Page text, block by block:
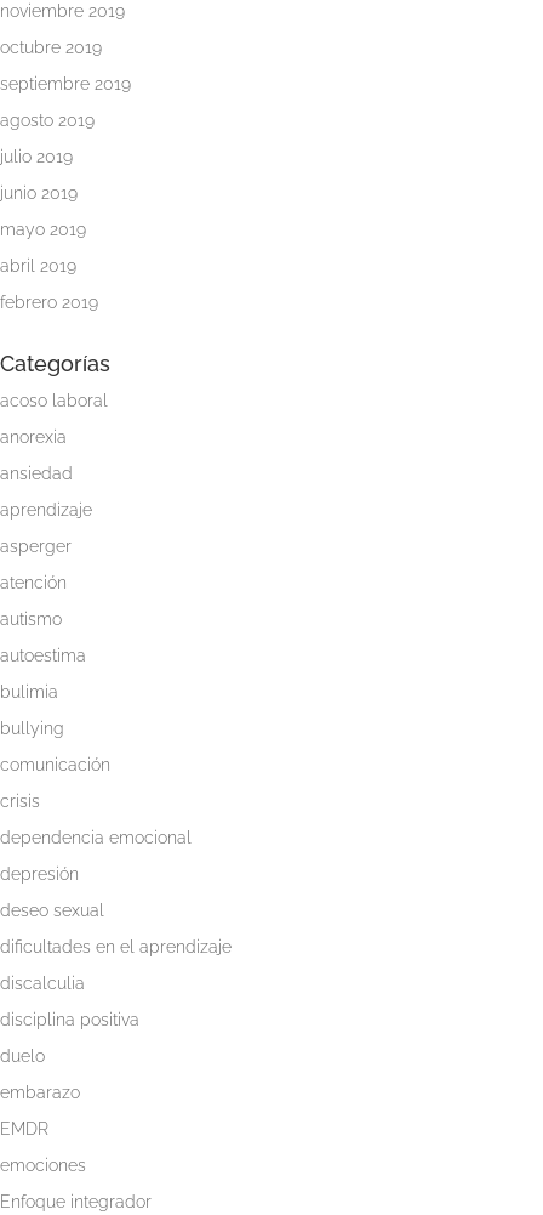
noviembre 2019
octubre 2019
septiembre 2019
agosto 2019
julio 2019
junio 2019
mayo 2019
abril 2019
febrero 2019
Categorías
acoso laboral
anorexia
ansiedad
aprendizaje
asperger
atención
autismo
autoestima
bulimia
bullying
comunicación
crisis
dependencia emocional
depresión
deseo sexual
dificultades en el aprendizaje
discalculia
disciplina positiva
duelo
embarazo
EMDR
emociones
Enfoque integrador